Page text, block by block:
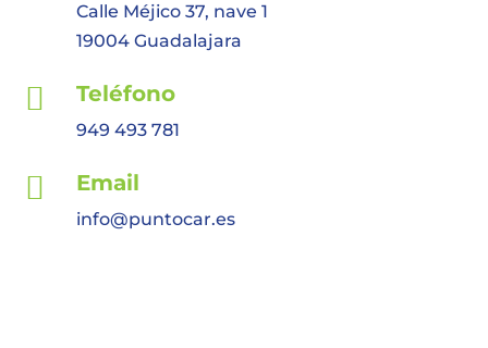
Calle Méjico 37, nave 1
19004 Guadalajara
 Teléfono
949 493 781
 Email
info@puntocar.es